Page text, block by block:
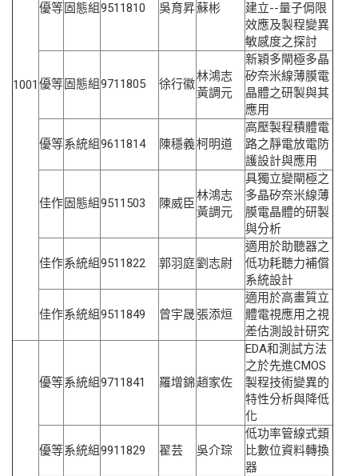
1001
優等 固態組9511810 吳育昇蘇彬
建立--量子侷限
效應及製程變異
敏感度之探討
優等 固態組9711805 徐行徽
林鴻志
黃調元
新穎多閘極多晶
矽奈米線薄膜電
晶體之研製與其
應用
優等系統組9611814 陳穩義柯明道
高壓製程積體電
路之靜電放電防
護設計與應用
佳作 固態組9511503 陳威臣
林鴻志
黃調元
具獨立變閘極之
多晶矽奈米線薄
膜電晶體的研製
與分析
佳作系統組9511822 郭羽庭劉志尉
適用於助聽器之
低功耗聽力補償
系統設計
佳作系統組9511849 曾宇晟張添烜
適用於高畫質立
體電視應用之視
差估測設計研究
優等系統組9711841 羅增錦趙家佐
EDA和測試方法
之於先進CMOS
製程技術變異的
特性分析與降低
化
優等系統組9911829 翟芸 吳介琮
低功率管線式類
比數位資料轉換
器